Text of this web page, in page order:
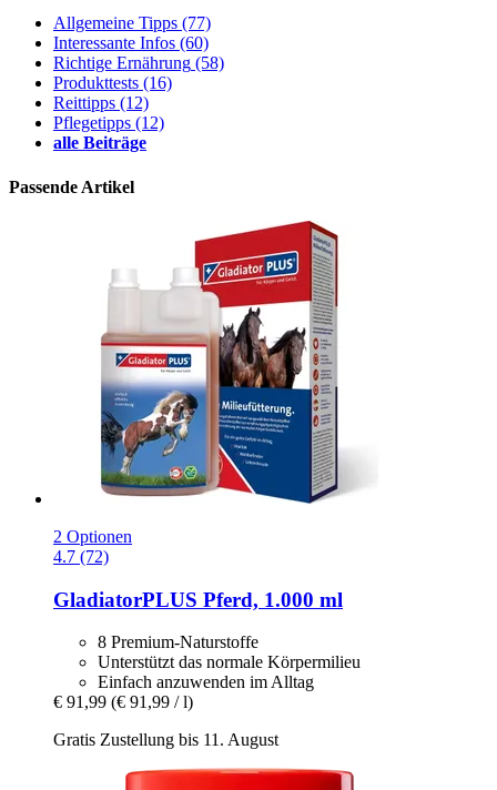
Allgemeine Tipps (77)
Interessante Infos (60)
Richtige Ernährung (58)
Produkttests (16)
Reittipps (12)
Pflegetipps (12)
alle Beiträge
Passende Artikel
2 Optionen
4.7 (72)
GladiatorPLUS Pferd, 1.000 ml
8 Premium-Naturstoffe
Unterstützt das normale Körpermilieu
Einfach anzuwenden im Alltag
€ 91,99 (€ 91,99 / l)
Gratis Zustellung bis 11. August